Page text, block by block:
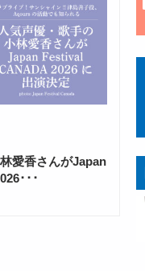
愛香さんがJapan
･･･